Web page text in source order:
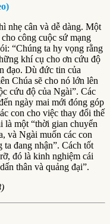
nhẹ cân và dễ dàng. Một
công cuộc sứ mạng
“Chúng ta hy vọng rằng
khí cụ cho ơn cứu độ
đạo. Dù đức tin của
Chúa sẽ cho nó lớn lên
cứu độ của Ngài”. Các
ngày mai mới đóng góp
con cho việc thay đổi thế
là một “thời gian chuyển
và Ngài muốn các con
đang nhận”. Cách tốt
đó là kinh nghiệm cái
thân và quảng đại”.